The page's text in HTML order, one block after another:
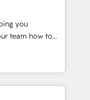
💰 Sage or
DocuSign or
🔄 any
you
Ask, You
built
That means